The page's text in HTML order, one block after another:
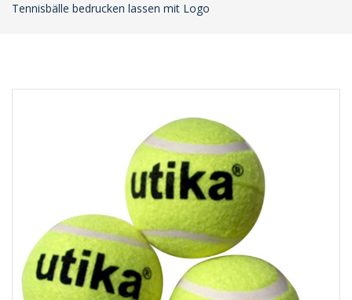
Tennisbälle bedrucken lassen mit Logo